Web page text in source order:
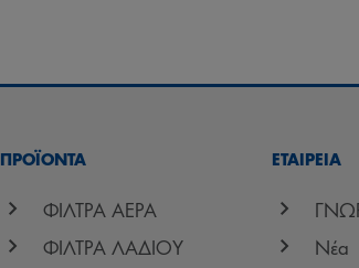
ΠΡΟΪΟΝΤΑ
ΦΙΛΤΡΑ ΑΕΡΑ
ΦΙΛΤΡΑ ΛΑΔΙΟΥ
ΕΤΑΙΡΕΙΑ
Νέα